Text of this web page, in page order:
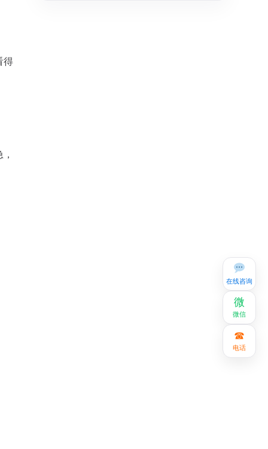
得
在线咨询
微
微信
☎
电话